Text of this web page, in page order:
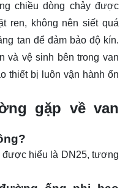
chiều dòng chảy được
ren, không nên siết quá
tan để đảm bảo độ kín.
và vệ sinh bên trong van
thiết bị luôn vận hành ổn
gặp về van
hiểu là DN25, tương